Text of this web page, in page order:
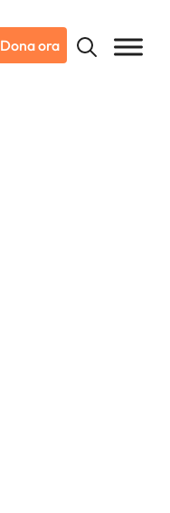
Dona ora
la
nelle